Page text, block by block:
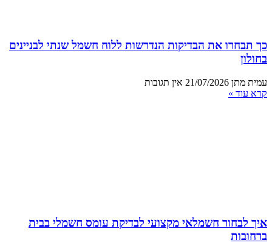
כך תבחרו את הבדיקות הנדרשות ללוח חשמל שנתי לבניינים
בחולון
עמית מתן 21/07/2026 אין תגובות
קרא עוד »
איך לבחור חשמלאי מקצועי לבדיקת עומס חשמלי בבית
ברחובות